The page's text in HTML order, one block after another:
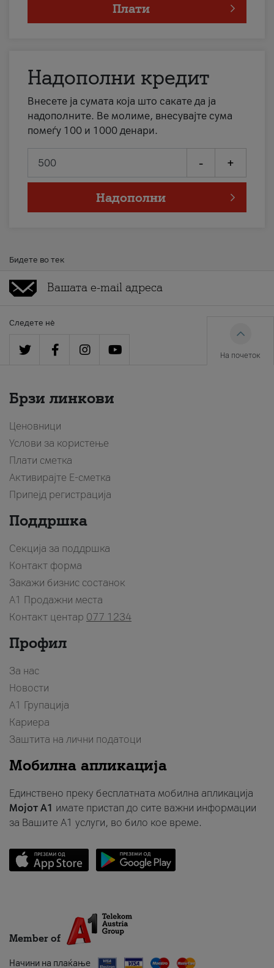
Плати
Надополни кредит
Внесете ја сумата која што сакате да ја
надополните. Ве молиме, внесувајте сума
помеѓу 100 и 1000 денари.
- +
Надополни
Бидете во тек
Следете нè
На почеток
Брзи линкови
Ценовници
Услови за користење
Плати сметка
Активирајте Е-сметка
Припејд регистрација
Поддршка
Секција за поддршка
Контакт форма
Закажи бизнис состанок
A1 Продажни места
Контакт центар 077 1234
Профил
За нас
Новости
А1 Групација
Кариера
Заштита на лични податоци
Мобилна апликација
Единствено преку бесплатната мобилна апликација
Мојот A1 имате пристап до сите важни информации
за Вашите A1 услуги, во било кое време.
Member of
Начини на плаќање